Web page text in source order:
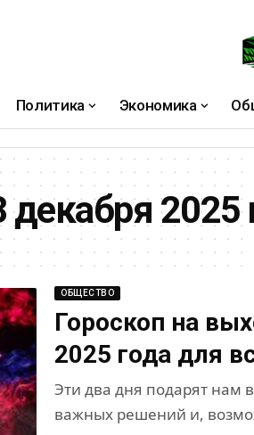
Политика Экономика
декабря 2025
ОБЩЕСТВО
Гороскоп на
2025 года для
Эти два дня подарят нам
важных решений и,